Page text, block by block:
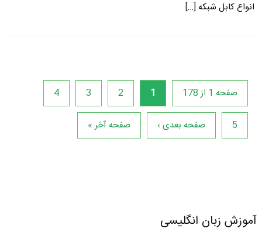
انواع کابل شبکه […]
صفحه 1 از 178 1
2
3
4
5 صفحه بعدی › صفحه آخر »
آموزش زبان انگلیسی